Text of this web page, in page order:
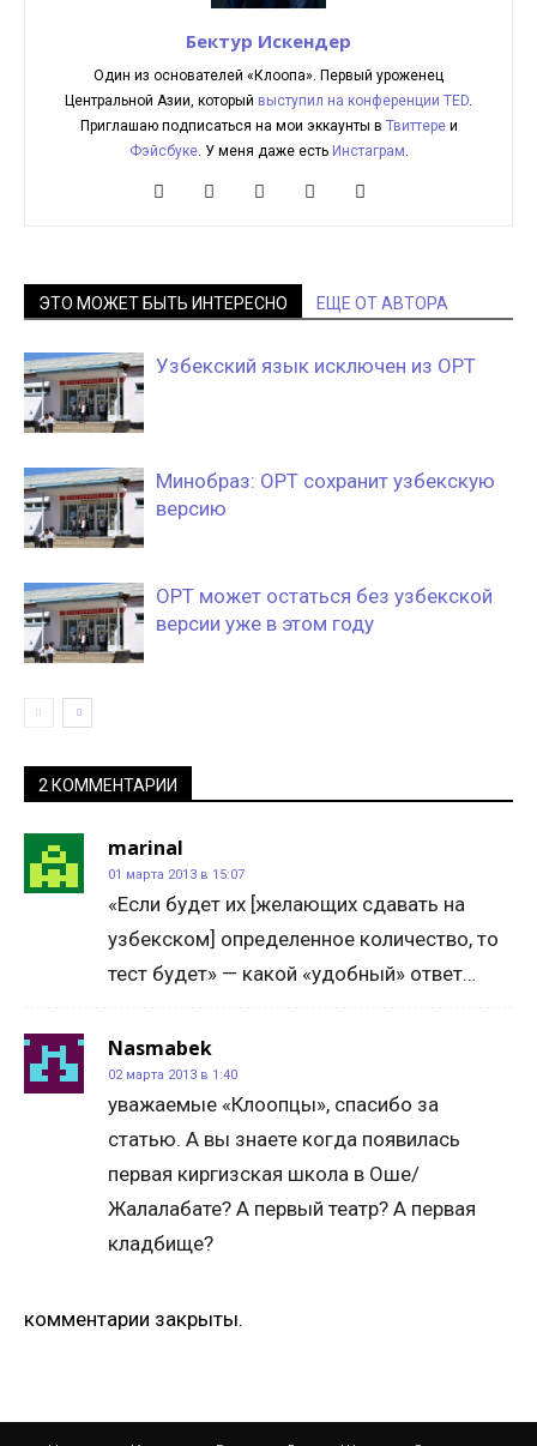
Бектур Искендер
Один из основателей «Клоопа». Первый уроженец
Центральной Азии, который выступил на конференции TED.
Приглашаю подписаться на мои эккаунты в Твиттереи
Фэйсбуке. У меня даже есть Инстаграм.
ЭТО МОЖЕТ БЫТЬ ИНТЕРЕСНО ЕЩЕ ОТ АВТОРА
Узбекский язык исключен из ОРТ
Минобраз: ОРТ сохранит узбекскую
версию
ОРТ может остаться без узбекской
версии уже в этом году
2 КОММЕНТАРИИ
marinal
01 марта 2013 в 15:07
«Если будет их [желающих сдавать на
узбекском] определенное количество, то
тест будет» — какой «удобный» ответ…
Nasmabek
02 марта 2013 в 1:40
уважаемые «Клоопцы», спасибо за
статью. А вы знаете когда появилась
первая киргизская школа в Оше/
Жалалабате? А первый театр? А первая
кладбище?
комментарии закрыты.